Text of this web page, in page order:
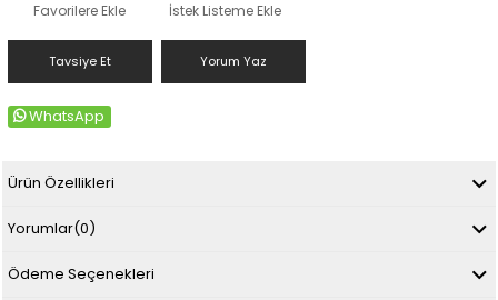
Favorilere Ekle İstek Listeme Ekle
Tavsiye Et Yorum Yaz
WhatsApp
Ürün Özellikleri
Yorumlar(0)
Ödeme Seçenekleri